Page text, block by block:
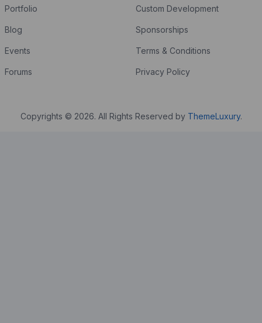
Portfolio
Blog
Events
Forums
Custom Development
Sponsorships
Terms & Conditions
Privacy Policy
Copyrights © 2026. All Rights Reserved by ThemeLuxury.